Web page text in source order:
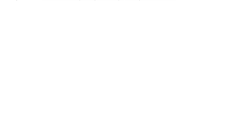
Etiquetas: Centro Cultural Miguel Ángel Asturias